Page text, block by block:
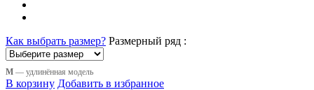
Как выбрать размер? Размерный ряд :
М — удлинённая модель
В корзину Добавить в избранное